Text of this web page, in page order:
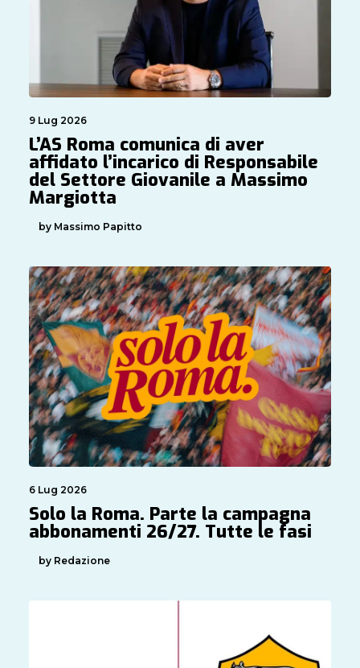
9 Lug 2026
L’AS Roma comunica di aver
affidato l’incarico di Responsabile
del Settore Giovanile a Massimo
Margiotta
by Massimo Papitto
6 Lug 2026
Solo la Roma. Parte la campagna
abbonamenti 26/27. Tutte le fasi
by Redazione